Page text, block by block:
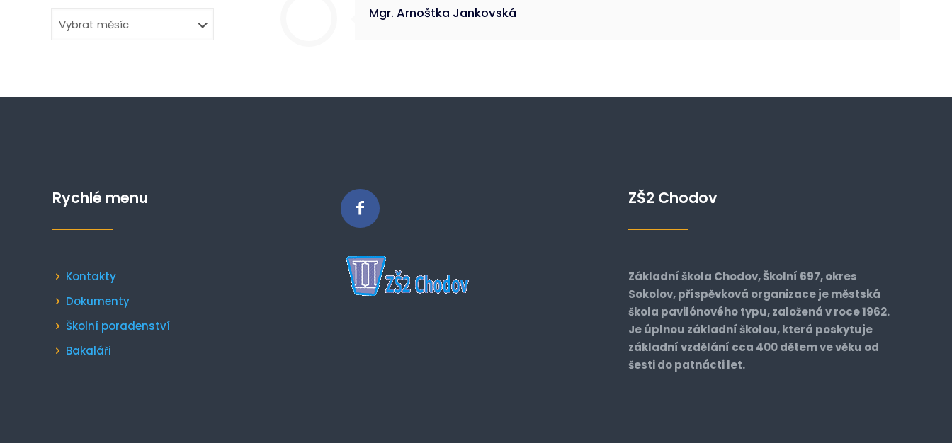
Mgr. Arnoštka Jankovská
Rychlé menu
Kontakty
Dokumenty
Školní poradenství
Bakaláři
ZŠ2 Chodov
Základní škola Chodov, Školní 697, okres
Sokolov, příspěvková organizace je městská
škola pavilónového typu, založená v roce 1962.
Je úplnou základní školou, která poskytuje
základní vzdělání cca 400 dětem ve věku od
šesti do patnácti let.